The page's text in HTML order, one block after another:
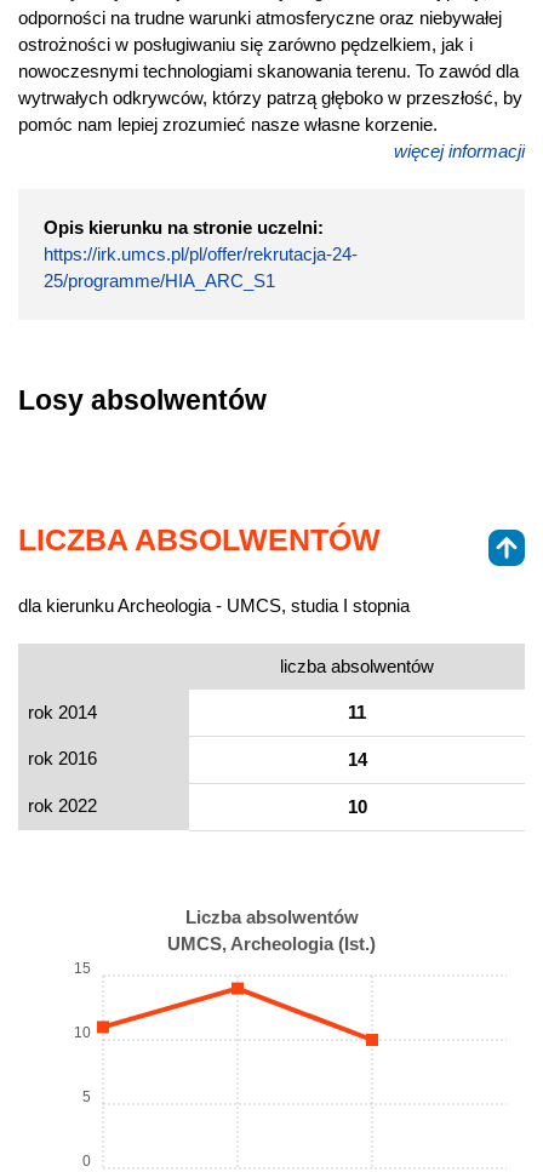
odporności na trudne warunki atmosferyczne oraz niebywałej
ostrożności w posługiwaniu się zarówno pędzelkiem, jak i
nowoczesnymi technologiami skanowania terenu. To zawód dla
wytrwałych odkrywców, którzy patrzą głęboko w przeszłość, by
pomóc nam lepiej zrozumieć nasze własne korzenie.
więcej informacji
Opis kierunku na stronie uczelni:
https://irk.umcs.pl/pl/offer/rekrutacja-24-
25/programme/HIA_ARC_S1
Losy absolwentów
LICZBA ABSOLWENTÓW
dla kierunku Archeologia - UMCS, studia I stopnia
liczba absolwentów
rok 2014 11
rok 2016 14
rok 2022 10
Liczba absolwentów
UMCS, Archeologia (Ist.)
0
5
10
15